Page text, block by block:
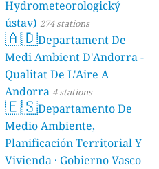
Hydrometeorologický
ústav) 274 stations
🇦🇩Departament De
Medi Ambient D'Andorra -
Qualitat De L'Aire A
Andorra 4 stations
🇪🇸Departamento De
Medio Ambiente,
Planificación Territorial Y
Vivienda · Gobierno Vasco